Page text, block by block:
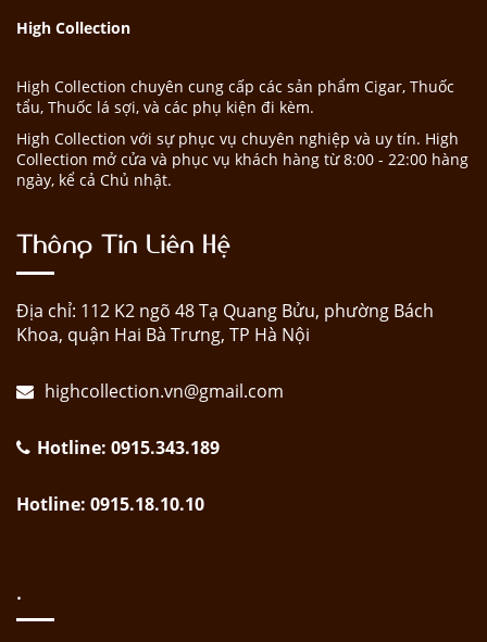
High Collection
High Collection chuyên cung cấp các sản phẩm Cigar, Thuốc
tẩu, Thuốc lá sợi, và các phụ kiện đi kèm.
High Collection với sự phục vụ chuyên nghiệp và uy tín. High
Collection mở cửa và phục vụ khách hàng từ 8:00 - 22:00 hàng
ngày, kể cả Chủ nhật.
Thông Tin Liên Hệ
Địa chỉ: 112 K2 ngõ 48 Tạ Quang Bửu, phường Bách
Khoa, quận Hai Bà Trưng, TP Hà Nội
highcollection.vn@gmail.com
Hotline: 0915.343.189
Hotline: 0915.18.10.10
.